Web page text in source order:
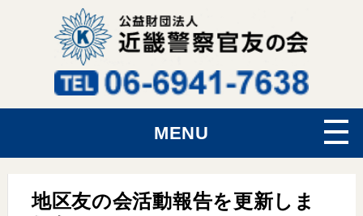
MENU
地区友の会活動報告を更新しま